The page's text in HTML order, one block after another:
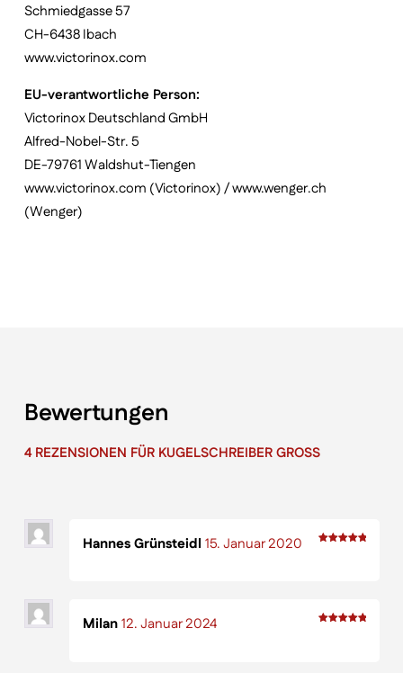
Schmiedgasse 57
CH-6438 Ibach
www.victorinox.com
EU-verantwortliche Person:
Victorinox Deutschland GmbH
Alfred-Nobel-Str. 5
DE-79761 Waldshut-Tiengen
www.victorinox.com (Victorinox) / www.wenger.ch
(Wenger)
Bewertungen
4 REZENSIONEN FÜR KUGELSCHREIBER GROSS
von 5
Hannes Grünsteidl 15. Januar 2020
Milan12. Januar 2024